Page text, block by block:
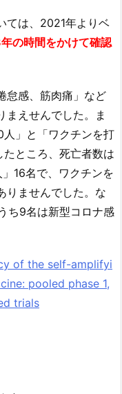
ては、2021年よりベ
の時間をかけて確認
怠感、筋肉痛」など
まえせんでした。ま
」と「ワクチンを打
ところ、死亡者数は
16名で、ワクチンを
りませんでした。な
ち9名は新型コロナ感
of the self-amplifyi
pooled phase 1,
trials